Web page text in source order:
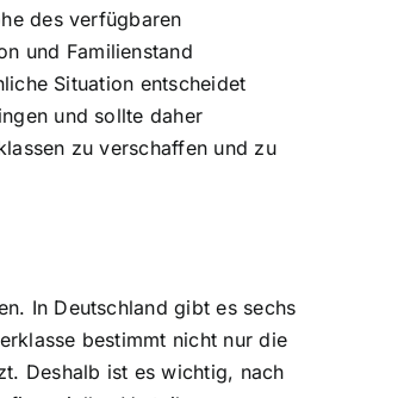
des verfügbaren
und Familienstand
Situation entscheidet
und sollte daher
zu verschaffen und zu
In Deutschland gibt es sechs
bestimmt nicht nur die
Deshalb ist es wichtig, nach